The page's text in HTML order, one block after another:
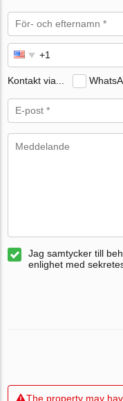
Kontakt via...
Jag samtycker till
enlighet med
The property may